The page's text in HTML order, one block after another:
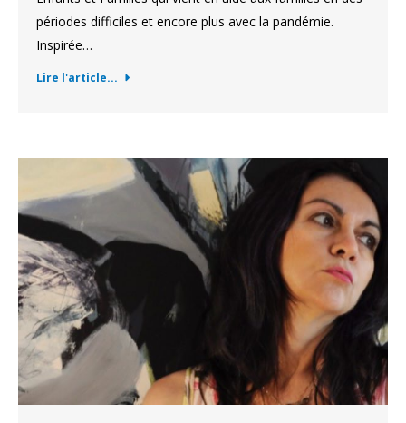
périodes difficiles et encore plus avec la pandémie.
Inspirée…
Lire l'article...